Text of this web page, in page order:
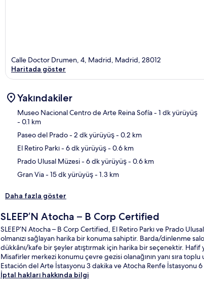
Calle Doctor Drumen, 4, Madrid, Madrid, 28012
Haritada göster
Yakındakiler
Museo Nacional Centro de Arte Reina Sofía- 1 dk yürüyüş
- 0.1 km
Paseo del Prado- 2 dk yürüyüş- 0.2 km
El Retiro Parkı- 6 dk yürüyüş- 0.6 km
Prado Ulusal Müzesi- 6 dk yürüyüş- 0.6 km
Gran Via- 15 dk yürüyüş- 1.3 km
Daha fazla göster
SLEEP’N Atocha – B Corp Certified
SLEEP’N Atocha – B Corp Certified, El Retiro Parkı ve Prado
olmanızı sağlayan harika bir konuma sahiptir. Barda/dinlenme
dükkânı/kafe bir şeyler atıştırmak için harika bir seçenektir.
Misafirler merkezi konumu çevre gezisi olanağının yanı sıra
Estación del Arte İstasyonu 3 dakika ve Atocha Renfe İstasyonu
İptal hakları hakkında bilgi